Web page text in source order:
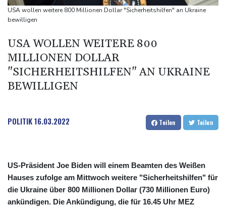
Kolumbien: Neuer Präsident kündigt "unermüdlichen" Kampf
gegen Drogengewalt an
Lastwagen
USA wollen weitere 800 Millionen Dollar "Sicherheitshilfen" an Ukraine
bewilligen
USA WOLLEN WEITERE 800
MILLIONEN DOLLAR
"SICHERHEITSHILFEN" AN UKRAINE
BEWILLIGEN
POLITIK16.03.2022 Teilen Teilen
US-Präsident Joe Biden will einem Beamten des Weißen
Hauses zufolge am Mittwoch weitere "Sicherheitshilfen" für
die Ukraine über 800 Millionen Dollar (730 Millionen Euro)
ankündigen. Die Ankündigung, die für 16.45 Uhr MEZ